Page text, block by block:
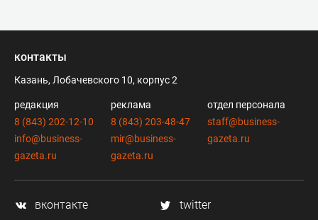
контакты
Казань, Лобачевского 10, корпус 2
редакция
8 (843) 202-12-10
info@business-
gazeta.ru
реклама
8 (843) 203-48-47
mir@business-
gazeta.ru
отдел персонала
staff@business-
gazeta.ru
вконтакте
twitter